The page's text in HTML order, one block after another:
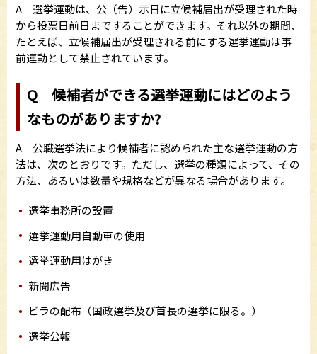
A 選挙運動は、公（告）示日に立候補届出が受理された時
から投票日前日まですることができます。それ以外の期間、
たとえば、立候補届出が受理される前にする選挙運動は事
前運動として禁止されています。
Q 候補者ができる選挙運動にはどのよう
なものがありますか?
A 公職選挙法により候補者に認められた主な選挙運動の方
法は、次のとおりです。ただし、選挙の種類によって、その
方法、あるいは数量や規格などが異なる場合があります。
選挙事務所の設置
選挙運動用自動車の使用
選挙運動用はがき
新聞広告
ビラの配布（国政選挙及び首長の選挙に限る。）
選挙公報